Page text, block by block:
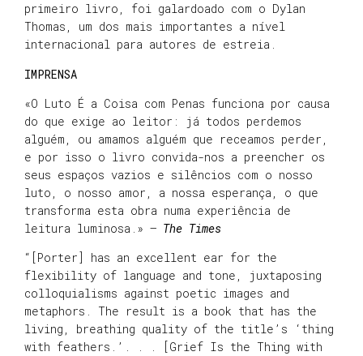
primeiro livro, foi galardoado com o Dylan
Thomas, um dos mais importantes a nível
internacional para autores de estreia.
IMPRENSA
«O Luto É a Coisa com Penas funciona por causa
do que exige ao leitor: já todos perdemos
alguém, ou amamos alguém que receamos perder,
e por isso o livro convida-nos a preencher os
seus espaços vazios e silêncios com o nosso
luto, o nosso amor, a nossa esperança, o que
transforma esta obra numa experiência de
leitura luminosa.» — The Times
“[Porter] has an excellent ear for the
flexibility of language and tone, juxtaposing
colloquialisms against poetic images and
metaphors. The result is a book that has the
living, breathing quality of the title’s ‘thing
with feathers.’. . . [Grief Is the Thing with